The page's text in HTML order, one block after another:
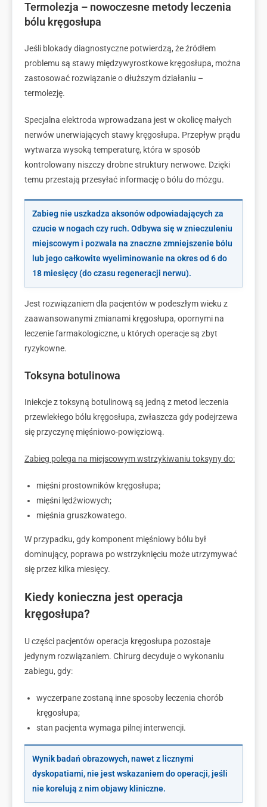
Termolezja – nowoczesne metody leczenia
bólu kręgosłupa
Jeśli blokady diagnostyczne potwierdzą, że źródłem
problemu są stawy międzywyrostkowe kręgosłupa, można
zastosować rozwiązanie o dłuższym działaniu –
termolezję.
Specjalna elektroda wprowadzana jest w okolicę małych
nerwów unerwiających stawy kręgosłupa. Przepływ prądu
wytwarza wysoką temperaturę, która w sposób
kontrolowany niszczy drobne struktury nerwowe. Dzięki
temu przestają przesyłać informację o bólu do mózgu.
Zabieg nie uszkadza aksonów odpowiadających za
czucie w nogach czy ruch. Odbywa się w znieczuleniu
miejscowym i pozwala na znaczne zmniejszenie bólu
lub jego całkowite wyeliminowanie na okres od 6 do
18 miesięcy (do czasu regeneracji nerwu).
Jest rozwiązaniem dla pacjentów w podeszłym wieku z
zaawansowanymi zmianami kręgosłupa, opornymi na
leczenie farmakologiczne, u których operacje są zbyt
ryzykowne.
Toksyna botulinowa
Iniekcje z toksyną botulinową są jedną z metod leczenia
przewlekłego bólu kręgosłupa, zwłaszcza gdy podejrzewa
się przyczynę mięśniowo-powięziową.
Zabieg polega na miejscowym wstrzykiwaniu toksyny do:
mięśni prostowników kręgosłupa;
mięśni lędźwiowych;
mięśnia gruszkowatego.
W przypadku, gdy komponent mięśniowy bólu był
dominujący, poprawa po wstrzyknięciu może utrzymywać
się przez kilka miesięcy.
Kiedy konieczna jest operacja
kręgosłupa?
U części pacjentów operacja kręgosłupa pozostaje
jedynym rozwiązaniem. Chirurg decyduje o wykonaniu
zabiegu, gdy:
wyczerpane zostaną inne sposoby leczenia chorób
kręgosłupa;
stan pacjenta wymaga pilnej interwencji.
Wynik badań obrazowych, nawet z licznymi
dyskopatiami, nie jest wskazaniem do operacji, jeśli
nie korelują z nim objawy kliniczne.